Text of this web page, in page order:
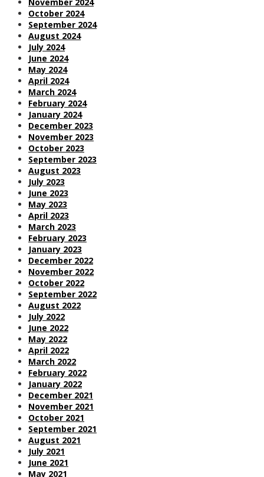
October 2024
September 2024
August 2024
July 2024
June 2024
May 2024
April 2024
March 2024
February 2024
January 2024
December 2023
November 2023
October 2023
September 2023
August 2023
July 2023
June 2023
May 2023
April 2023
March 2023
February 2023
January 2023
December 2022
November 2022
October 2022
September 2022
August 2022
July 2022
June 2022
May 2022
April 2022
March 2022
February 2022
January 2022
December 2021
November 2021
October 2021
September 2021
August 2021
July 2021
June 2021
May 2021